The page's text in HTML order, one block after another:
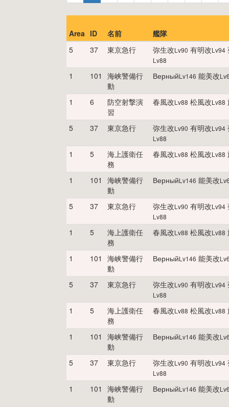
Area ID 名前
艦隊
5
37 東京急行 弥生改Lv90 有明改Lv94
Lv88
1 101
海峡警備行
動
ВерныйLv146 能美改Lv
1 6
防空射撃演
習
春風改Lv88 松風改Lv88
5 37 東京急行 弥生改Lv90 有明改Lv94
Lv88
1 5
海上護衛任
務
春風改Lv88 松風改Lv88
1 101
海峡警備行
動
ВерныйLv146 能美改Lv
5 37 東京急行 弥生改Lv90 有明改Lv94
Lv88
1 5
海上護衛任
務
春風改Lv88 松風改Lv88
1 101
海峡警備行
動
ВерныйLv146 能美改Lv
5 37 東京急行 弥生改Lv90 有明改Lv94
Lv88
1 5
海上護衛任
務
春風改Lv88 松風改Lv88
1 101
海峡警備行
動
ВерныйLv146 能美改Lv
5 37 東京急行 弥生改Lv90 有明改Lv94
Lv88
1 101
海峡警備行
動
ВерныйLv146 能美改Lv